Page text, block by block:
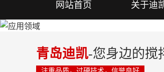
网站首页 关于迪
青岛迪凯-您身边的搅